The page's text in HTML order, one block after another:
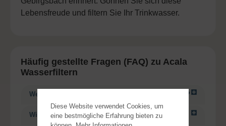
Lebensfreude und filtern Sie Ihr Trinkwasser.
Häufig gestellte Fragen (FAQ) zu Acala
Wasserfiltern
Welche Schadstoffe entfernt ein Acala Wasserfilter?
Wie funktioniert die Filterung ohne Strom?
Diese Website verwendet Cookies, um
eine bestmögliche Erfahrung bieten zu